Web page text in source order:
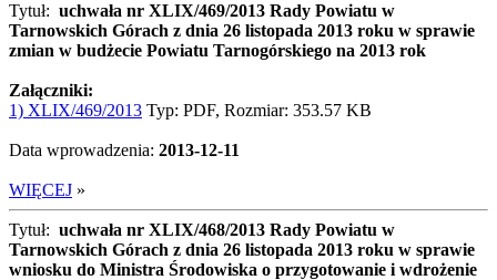
Tytuł: uchwała nr XLIX/469/2013 Rady Powiatu w
Tarnowskich Górach z dnia 26 listopada 2013 roku w sprawie
zmian w budżecie Powiatu Tarnogórskiego na 2013 rok
Załączniki:
1) XLIX/469/2013 Typ: PDF, Rozmiar: 353.57 KB
Data wprowadzenia: 2013-12-11
WIĘCEJ »
Tytuł: uchwała nr XLIX/468/2013 Rady Powiatu w
Tarnowskich Górach z dnia 26 listopada 2013 roku w sprawie
wniosku do Ministra Środowiska o przygotowanie i wdrożenie